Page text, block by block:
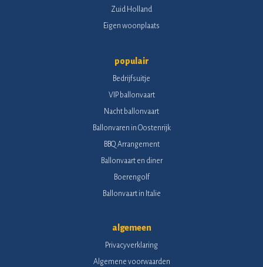
Zuid Holland
Eigen woonplaats
populair
Bedrijfsuitje
VIP ballonvaart
Nacht ballonvaart
Ballonvaren in Oostenrijk
BBQ Arrangement
Ballonvaart en diner
Boerengolf
Ballonvaart in Italie
algemeen
Privacyverklaring
Algemene voorwaarden